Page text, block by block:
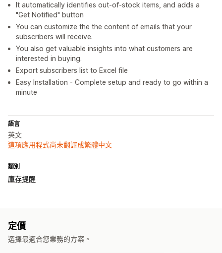
It automatically identifies out-of-stock items, and adds a
"Get Notified" button
You can customize the the content of emails that your
subscribers will receive.
You also get valuable insights into what customers are
interested in buying.
Export subscribers list to Excel file
Easy Installation - Complete setup and ready to go within a
minute
語言
英文
這項應用程式尚未翻譯成繁體中文
類別
庫存提醒
定價
選擇最適合您業務的方案。